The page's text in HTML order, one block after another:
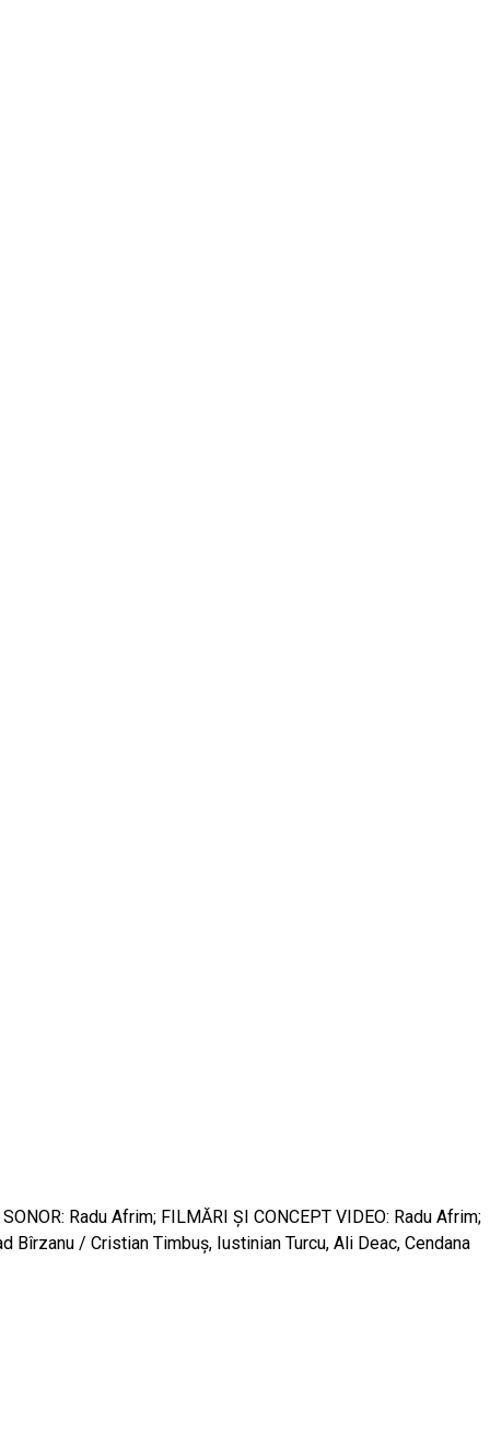
Radu Afrim; FILMĂRI ŞI CONCEPT VIDEO: Radu Afrim;
Bîrzanu / Cristian Timbuș, Iustinian Turcu, Ali Deac, Cendana